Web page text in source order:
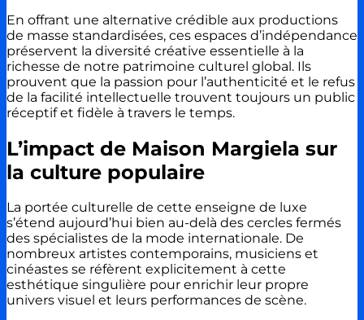
En offrant une alternative crédible aux productions
de masse standardisées, ces espaces d’indépendance
préservent la diversité créative essentielle à la
richesse de notre patrimoine culturel global. Ils
prouvent que la passion pour l’authenticité et le refus
de la facilité intellectuelle trouvent toujours un public
réceptif et fidèle à travers le temps.
L’impact de Maison Margiela sur
la culture populaire
La portée culturelle de cette enseigne de luxe
s’étend aujourd’hui bien au-delà des cercles fermés
des spécialistes de la mode internationale. De
nombreux artistes contemporains, musiciens et
cinéastes se réfèrent explicitement à cette
esthétique singulière pour enrichir leur propre
univers visuel et leurs performances de scène.